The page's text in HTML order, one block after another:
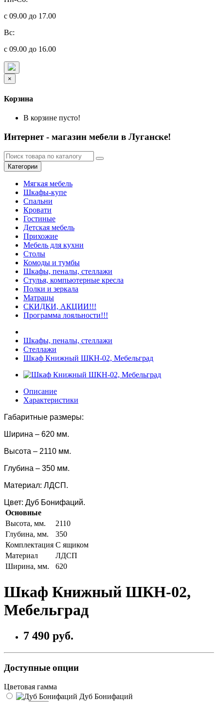
с 09.00 до 17.00
Вс:
с 09.00 до 16.00
×
Корзина
В корзине пусто!
Интернет - магазин мебели в Луганске!
Категории
Мягкая мебель
Шкафы-купе
Спальни
Кровати
Гостиные
Детская мебель
Прихожие
Мебель для кухни
Столы
Комоды и тумбы
Шкафы, пеналы, стеллажи
Стулья, компьютерные кресла
Полки и зеркала
Матрацы
СКИДКИ, АКЦИИ!!!
Программа лояльности!!!
Шкафы, пеналы, стеллажи
Стеллажи
Шкаф Книжный ШКН-02, Мебельград
Описание
Характеристики
Габаритные размеры:
Ширина – 620 мм.
Высота – 2110 мм.
Глубина – 350 мм.
Материал: ЛДСП.
Цвет: Дуб Бонифаций.
Основные
Высота, мм.
2110
Глубина, мм.
350
Комплектация С ящиком
Материал
ЛДСП
Ширина, мм.
620
Шкаф Книжный ШКН-02,
Мебельград
7 490 руб.
Доступные опции
Цветовая гамма
Дуб Бонифаций